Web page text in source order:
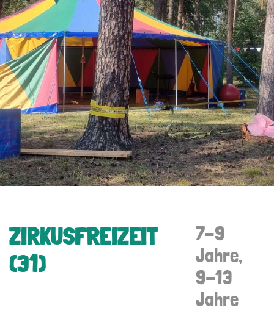
ZIRKUSFREIZEIT
(31)
7-9
Jahre,
9-13
Jahre